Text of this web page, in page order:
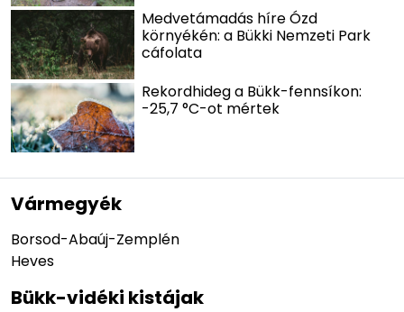
Medvetámadás híre Ózd
környékén: a Bükki Nemzeti Park
cáfolata
Rekordhideg a Bükk-fennsíkon:
-25,7 °C-ot mértek
Vármegyék
Borsod-Abaúj-Zemplén
Heves
Bükk-vidéki kistájak